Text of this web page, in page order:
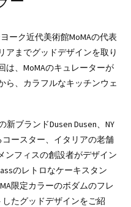
ーク近代美術館MoMAの代表
アまでグッドデザインを取り
は、MoMAのキュレーターが
ら、カラフルなキッチンウェ
新ブランドDusen Dusen、NY
ースター、イタリアの老舗
ンフィスの創設者がデザイン
のレトロなケーキスタン
限定カラーのボダムのフレ
たグッドデザインをご紹